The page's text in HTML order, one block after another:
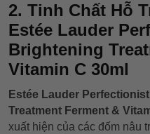
2. Tinh Chất Hỗ
Estée Lauder
Brightening
Vitamin C 30ml
Estée Lauder
Treatment Ferment &
xuất hiện của các đốm nâu